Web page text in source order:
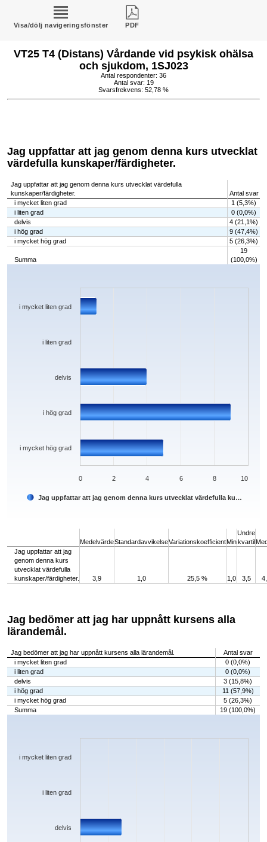
Visa/dölj navigeringsfönster PDF
VT25 T4 (Distans) Vårdande vid psykisk ohälsa
och sjukdom, 1SJ023
Antal respondenter: 36
Antal svar: 19
Svarsfrekvens: 52,78 %
Jag uppfattar att jag genom denna kurs utvecklat
värdefulla kunskaper/färdigheter.
Jag uppfattar att jag genom denna kurs utvecklat värdefulla
kunskaper/färdigheter.
Antal svar
i mycket liten grad
1 (5,3%)
i liten grad
0 (0,0%)
delvis
4 (21,1%)
i hög grad
9 (47,4%)
i mycket hög grad
5 (26,3%)
Summa
19
(100,0%)
Chart
The chart has 1 X axis displaying categories.
The chart has 1 Y axis displaying values. Data ranges from 0 to 9.
Jag uppfattar att jag genom denna kurs utvecklat värdefulla ku…
i mycket hög grad
i hög grad
delvis
i liten grad
i mycket liten grad
0 2 4 6 8 10
MedelvärdeStandardavvikelseVariationskoefficientMin
Undre
kvartil
Jag uppfattar att jag
genom denna kurs
utvecklat värdefulla
kunskaper/färdigheter.
3,9 1,0 25,5 % 1,0 3,5
Jag bedömer att jag har uppnått kursens alla
lärandemål.
Jag bedömer att jag har uppnått kursens alla lärandemål.
Antal svar
i mycket liten grad
0 (0,0%)
i liten grad
0 (0,0%)
delvis
3 (15,8%)
i hög grad
11 (57,9%)
i mycket hög grad
5 (26,3%)
Summa
19 (100,0%)
Chart
The chart has 1 X axis displaying categories.
delvis
i liten grad
i mycket liten grad